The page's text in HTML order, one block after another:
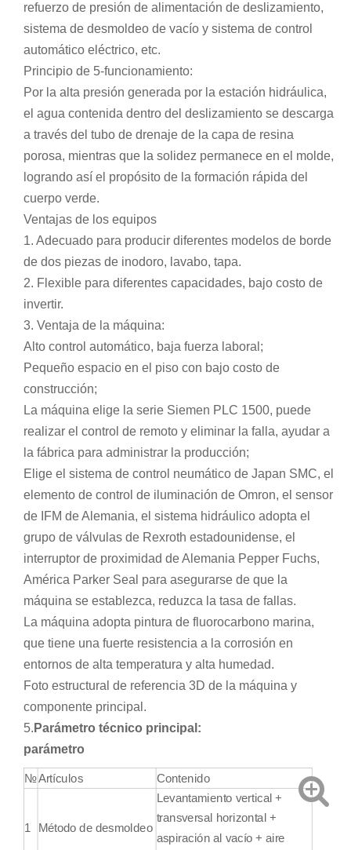
refuerzo de presión de alimentación de deslizamiento,
sistema de desmoldeo de vacío y sistema de control
automático eléctrico, etc.
Principio de 5-funcionamiento:
Por la alta presión generada por la estación hidráulica,
el agua contenida dentro del deslizamiento se descarga
a través del tubo de drenaje de la capa de resina
porosa, mientras que la solidez permanece en el molde,
logrando así el propósito de la formación rápida del
cuerpo verde.
Ventajas de los equipos
1. Adecuado para producir diferentes modelos de borde
de dos piezas de inodoro, lavabo, tapa.
2. Flexible para diferentes capacidades, bajo costo de
invertir.
3. Ventaja de la máquina:
Alto control automático, baja fuerza laboral;
Pequeño espacio en el piso con bajo costo de
construcción;
La máquina elige la serie Siemen PLC 1500, puede
realizar el control de remoto y eliminar la falla, ayudar a
la fábrica para administrar la producción;
Elige el sistema de control neumático de Japan SMC, el
elemento de control de iluminación de Omron, el sensor
de IFM de Alemania, el sistema hidráulico adopta el
grupo de válvulas de Rexroth estadounidense, el
interruptor de proximidad de Alemania Pepper Fuchs,
América Parker Seal para asegurarse de que la
máquina se establezca, reduzca la tasa de fallas.
La máquina adopta pintura de fluorocarbono marina,
que tiene una fuerte resistencia a la corrosión en
entornos de alta temperatura y alta humedad.
Foto estructural de referencia 3D de la máquina y
componente principal.
5. Parámetro técnico principal:
parámetro
№Artículos Contenido
1 Método de desmoldeo
Levantamiento vertical +
transversal horizontal +
aspiración al vacío + aire